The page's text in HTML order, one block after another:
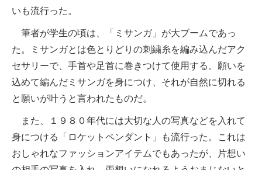
いも流行った。
筆者が学生の頃は、「ミサンガ」が大ブームであっ
た。ミサンガとは色とりどりの刺繍糸を編み込んだアク
セサリーで、手首や足首に巻きつけて使用する。願いを
込めて編んだミサンガを身につけ、それが自然に切れる
と願いが叶うと言われたものだ。
また、１９８０年代には大切な人の写真などを入れて
身につける「ロケットペンダント」も流行った。これは
おしゃれなファッションアイテムでもあったが、片想い